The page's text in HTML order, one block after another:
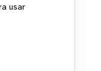
usar